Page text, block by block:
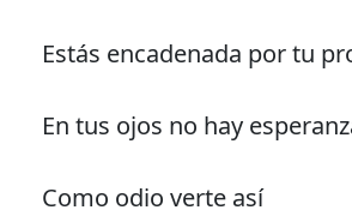
Estás encadenada por tu
En tus ojos no hay
Como odio verte así